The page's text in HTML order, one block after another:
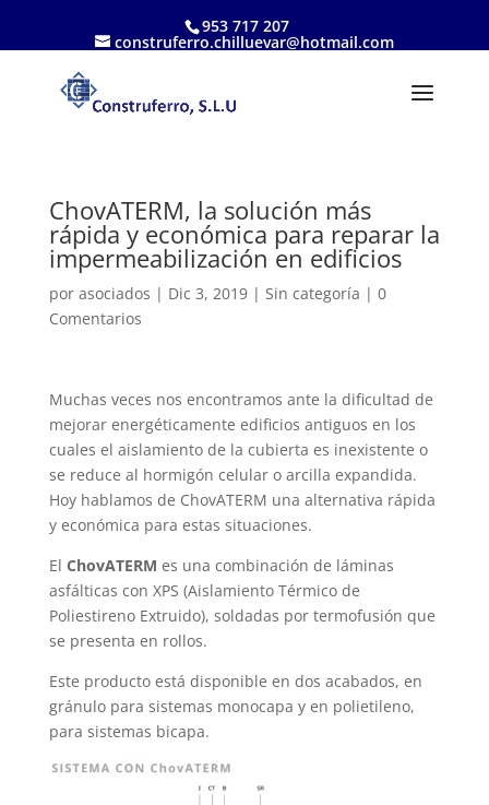
953 717 207
construferro.chilluevar@hotmail.com
ChovATERM, la solución más
rápida y económica para reparar la
impermeabilización en edificios
por asociados | Dic 3, 2019| Sin categoría | 0
Comentarios
Muchas veces nos encontramos ante la dificultad de
mejorar energéticamente edificios antiguos en los
cuales el aislamiento de la cubierta es inexistente o
se reduce al hormigón celular o arcilla expandida.
Hoy hablamos de ChovATERM una alternativa rápida
y económica para estas situaciones.
El ChovATERM es una combinación de láminas
asfálticas con XPS (Aislamiento Térmico de
Poliestireno Extruido), soldadas por termofusión que
se presenta en rollos.
Este producto está disponible en dos acabados, en
gránulo para sistemas monocapa y en polietileno,
para sistemas bicapa.